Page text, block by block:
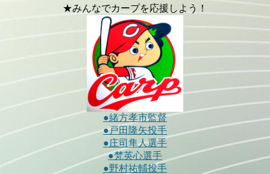
★みんなでカープを応援しよう！
●緒方孝市監督
●戸田隆矢投手
●庄司隼人選手
●梵英心選手
●野村祐輔投手